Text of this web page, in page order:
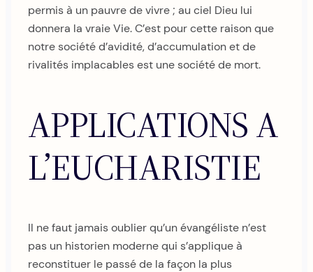
permis à un pauvre de vivre ; au ciel Dieu lui
donnera la vraie Vie. C’est pour cette raison que
notre société d’avidité, d’accumulation et de
rivalités implacables est une société de mort.
APPLICATIONS A
L’EUCHARISTIE
Il ne faut jamais oublier qu’un évangéliste n’est
pas un historien moderne qui s’applique à
reconstituer le passé de la façon la plus